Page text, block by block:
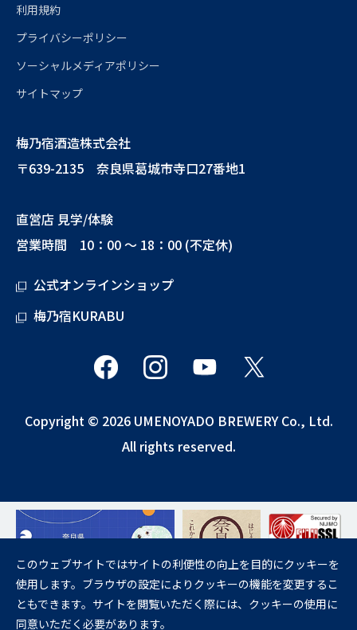
利用規約
プライバシーポリシー
ソーシャルメディアポリシー
サイトマップ
梅乃宿酒造株式会社
〒639-2135 奈良県葛城市寺口27番地1
直営店 見学/体験
営業時間 10：00 ～ 18：00 (不定休)
公式オンラインショップ
梅乃宿KURABU
Copyright © 2026 UMENOYADO BREWERY Co., Ltd.
All rights reserved.
飲酒は20歳になってから。
妊娠中や授乳期の飲酒は、胎児・乳児の発育に悪影響を与えるおそれが
あります。
このウェブサイトではサイトの利便性の向上を目的にクッキーを
使用します。ブラウザの設定によりクッキーの機能を変更するこ
ともできます。サイトを閲覧いただく際には、クッキーの使用に
同意いただく必要があります。